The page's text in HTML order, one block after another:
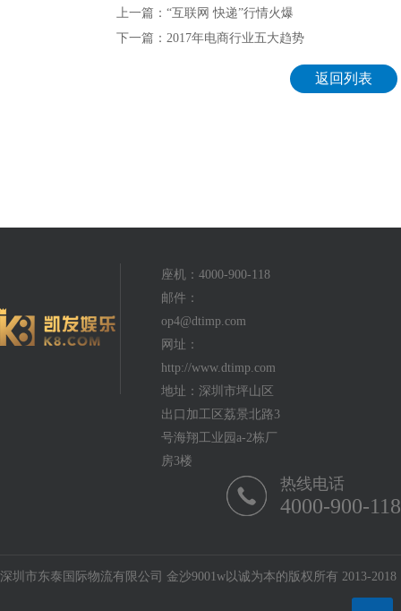
上一篇：“互联网 快递”行情火爆
下一篇：2017年电商行业五大趋势
返回列表
座机：4000-900-118
邮件：
op4@dtimp.com
网址：
http://www.dtimp.com
地址：深圳市坪山区
出口加工区荔景北路3
号海翔工业园a-2栋厂
房3楼
热线电话
4000-900-118
深圳市东泰国际物流有限公司 金沙9001w以诚为本的版权所有 2013-2018